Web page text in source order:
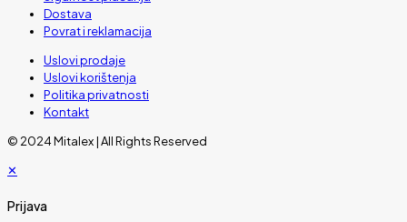
Dostava
Povrat i reklamacija
Uslovi prodaje
Uslovi korištenja
Politika privatnosti
Kontakt
© 2024 Mitalex | All Rights Reserved
✕
Prijava